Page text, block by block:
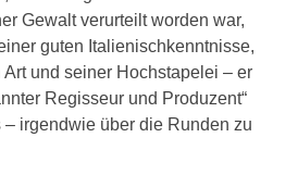
Gewalt verurteilt worden war,
guten Italienischkenntnisse,
und seiner Hochstapelei – er
Regisseur und Produzent“
irgendwie über die Runden zu